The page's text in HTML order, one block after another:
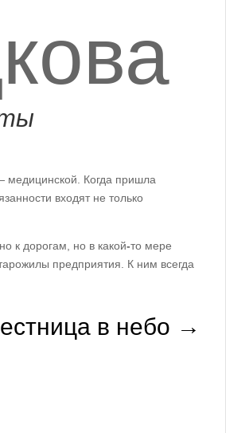
медицинской. Когда пришла
входят не только
к дорогам, но в какой-то мере
предприятия. К ним всегда
в небо →